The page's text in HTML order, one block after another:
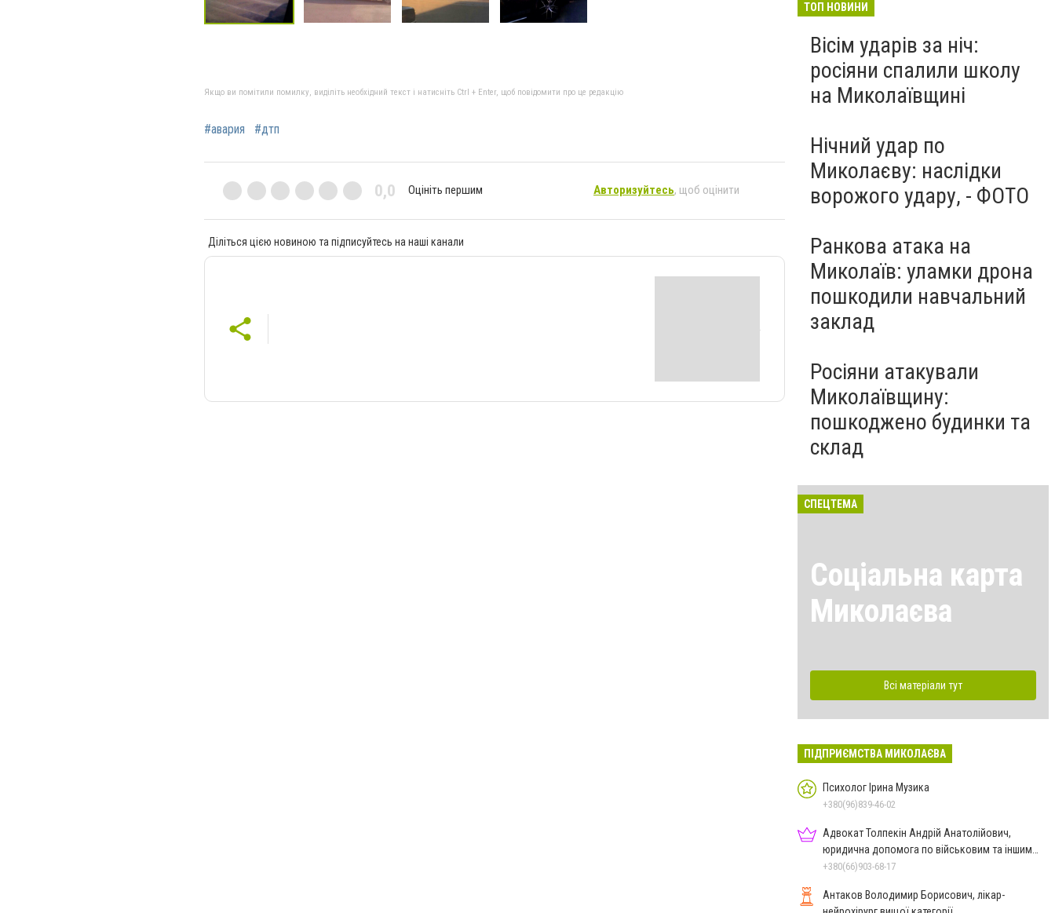
Якщо ви помітили помилку, виділіть необхідний текст і натисніть Ctrl + Enter, щоб повідомити про це редакцію
#авария #дтп
0,0 Оцініть першим Авторизуйтесь, щоб оцінити
Діліться цією новиною та підписуйтесь на наші канали
ТОП НОВИНИ
Вісім ударів за ніч:
росіяни спалили школу
на Миколаївщині
Нічний удар по
Миколаєву: наслідки
ворожого удару, - ФОТО
Ранкова атака на
Миколаїв: уламки дрона
пошкодили навчальний
заклад
Росіяни атакували
Миколаївщину:
пошкоджено будинки та
склад
СПЕЦТЕМА
Соціальна карта
Миколаєва
Всі матеріали тут
ПІДПРИЄМСТВА МИКОЛАЄВА
Психолог Ірина Музика
+380(96)839-46-02
Адвокат Толпекін Андрій Анатолійович,
юридична допомога по військовим та іншим
справам
+380(66)903-68-17
Антаков Володимир Борисович, лікар-